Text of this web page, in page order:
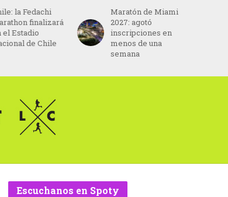
la Fedachi
finalizará
el Estadio
de Chile
Maratón de Miami
2027: agotó
inscripciones en
menos de una
semana
Escuchanos en Spoty